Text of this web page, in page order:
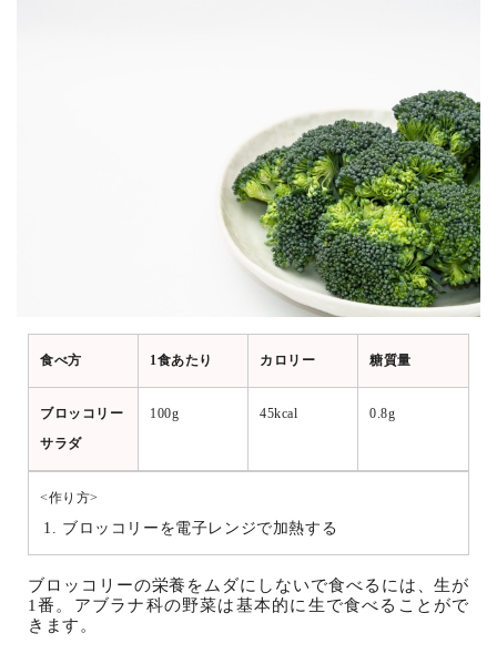
食べ方 1食あたり カロリー 糖質量
ブロッコリー
サラダ
100g 45kcal 0.8g
<作り方>
ブロッコリーを電子レンジで加熱する
ブロッコリーの栄養をムダにしないで食べるには、生が
1番。アブラナ科の野菜は基本的に生で食べることがで
きます。